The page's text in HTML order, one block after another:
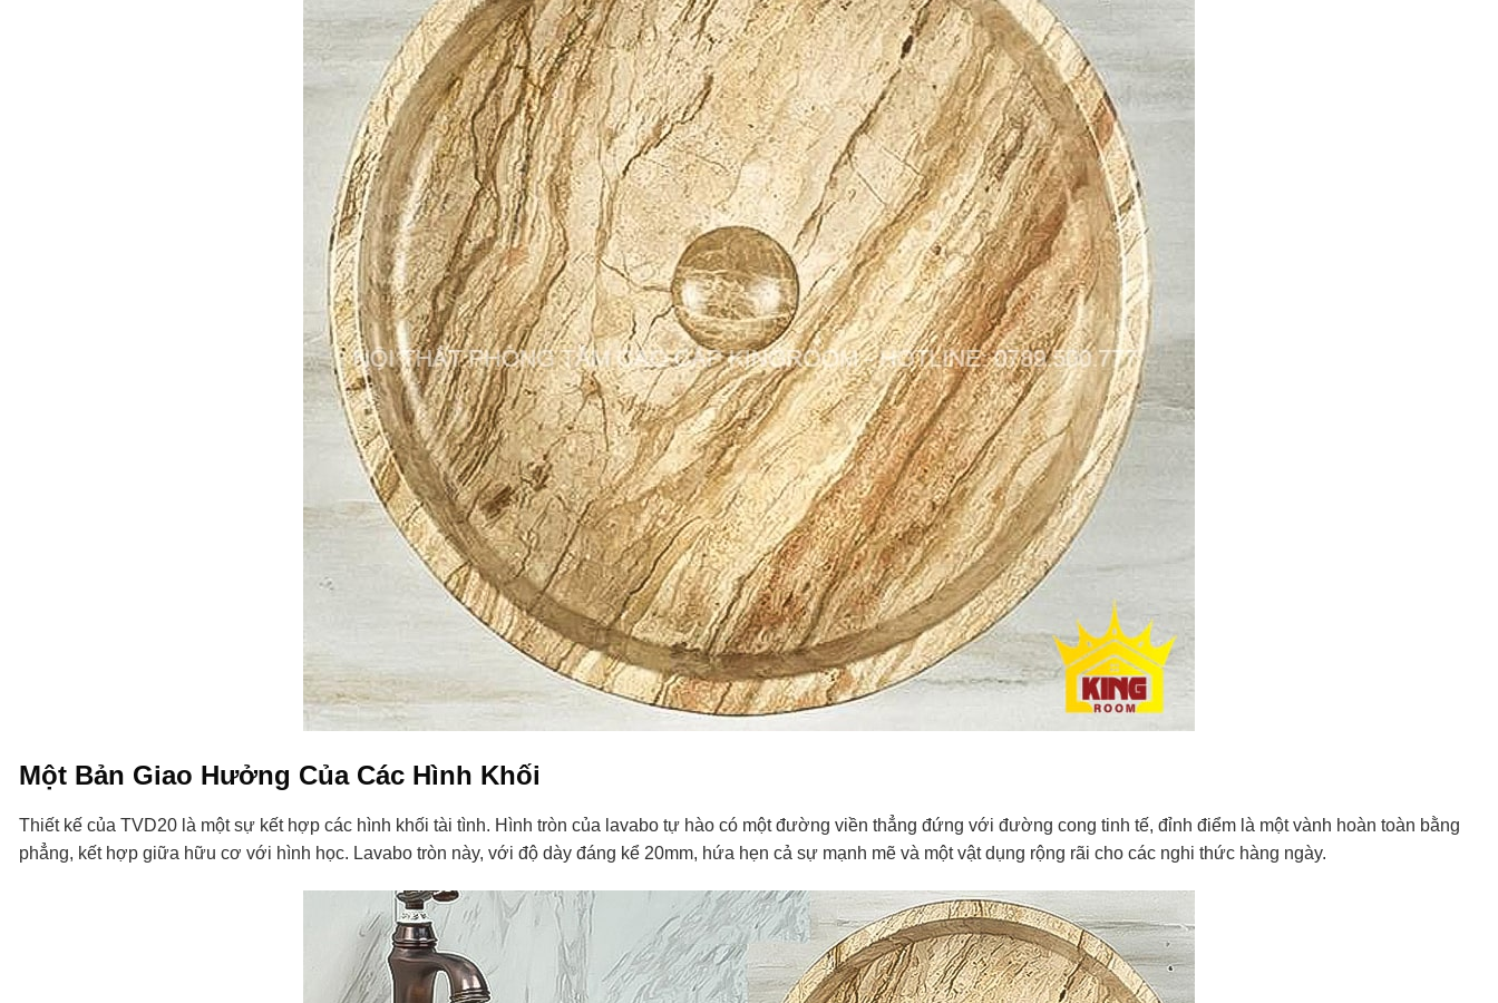
Một Bản Giao Hưởng Của Các Hình Khối
Thiết kế của TVD20 là một sự kết hợp các hình khối tài tình. Hình tròn của lavabo tự hào có một đường viền thẳng đứng với đường cong tinh tế, đỉnh điểm là một vành hoàn toàn bằng
phẳng, kết hợp giữa hữu cơ với hình học. Lavabo tròn này, với độ dày đáng kể 20mm, hứa hẹn cả sự mạnh mẽ và một vật dụng rộng rãi cho các nghi thức hàng ngày.